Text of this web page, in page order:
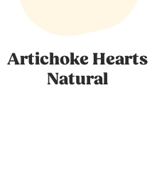
Artichoke Hearts
Natural